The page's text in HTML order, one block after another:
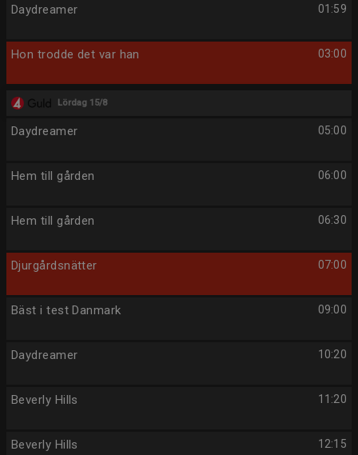
01:59
Daydreamer
03:00
Hon trodde det var han
Lördag 15/8
05:00
Daydreamer
06:00
Hem till gården
06:30
Hem till gården
07:00
Djurgårdsnätter
09:00
Bäst i test Danmark
10:20
Daydreamer
11:20
Beverly Hills
12:15
Beverly Hills